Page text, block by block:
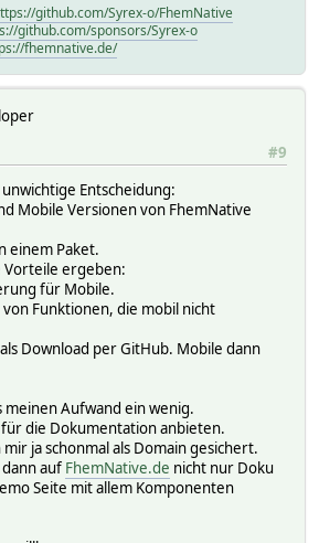
github.com/Syrex-o/FhemNative
github.com/sponsors/Syrex-o
fhemnative.de/
#9
Entscheidung:
Mobile Versionen von FhemNative
einem Paket.
Vorteile ergeben:
für Mobile.
Funktionen, die mobil nicht
Download per GitHub. Mobile dann
meinen Aufwand ein wenig.
die Dokumentation anbieten.
ja schonmal als Domain gesichert.
auf FhemNative.de nicht nur Doku
Seite mit allem Komponenten